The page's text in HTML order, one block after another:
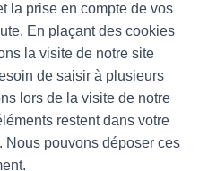
la prise en compte de vos
En plaçant des cookies
la visite de notre site
de saisir à plusieurs
lors de la visite de notre
restent dans votre
Nous pouvons déposer ces